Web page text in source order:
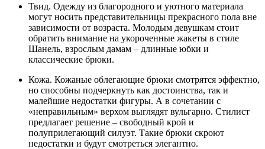
Твид. Одежду из благородного и уютного материала
могут носить представительницы прекрасного пола вне
зависимости от возраста. Молодым девушкам стоит
обратить внимание на укороченные жакеты в стиле
Шанель, взрослым дамам – длинные юбки и
классические брюки.
Кожа. Кожаные облегающие брюки смотрятся эффектно,
но способны подчеркнуть как достоинства, так и
малейшие недостатки фигуры. А в сочетании с
«неправильным» верхом выглядят вульгарно. Стилист
предлагает решение – свободный крой и
полуприлегающий силуэт. Такие брюки скроют
недостатки и будут смотреться элегантно.